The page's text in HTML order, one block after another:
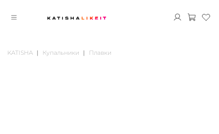
KATISHA Купальники Плавки